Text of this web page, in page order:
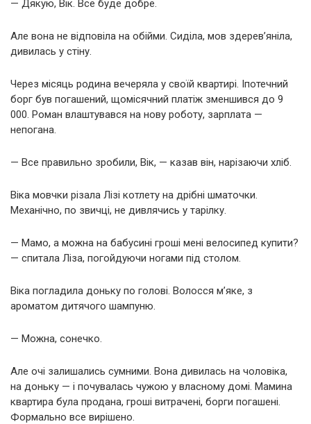
— Дякую, Вік. Все буде добре.
Але вона не відповіла на обійми. Сиділа, мов здерев’яніла,
дивилась у стіну.
Через місяць родина вечеряла у своїй квартирі. Іпотечний
борг був погашений, щомісячний платіж зменшився до 9
000. Роман влаштувався на нову роботу, зарплата —
непогана.
— Все правильно зробили, Вік, — казав він, нарізаючи хліб.
Віка мовчки різала Лізі котлету на дрібні шматочки.
Механічно, по звичці, не дивлячись у тарілку.
— Мамо, а можна на бабусині гроші мені велосипед купити?
— спитала Ліза, погойдуючи ногами під столом.
Віка погладила доньку по голові. Волосся м’яке, з
ароматом дитячого шампуню.
— Можна, сонечко.
Але очі залишались сумними. Вона дивилась на чоловіка,
на доньку — і почувалась чужою у власному домі. Мамина
квартира була продана, гроші витрачені, борги погашені.
Формально все вирішено.